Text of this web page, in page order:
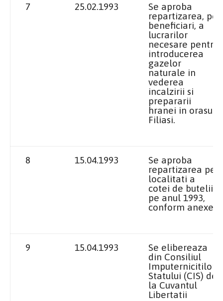
7 25.02.1993
Se aproba
repartizarea, pe
beneficiari, a
lucrarilor
necesare pentru
introducerea
gazelor
naturale in
vederea
incalzirii si
prepararii
hranei in orasul
Filiasi.
8 15.04.1993
Se aproba
repartizarea pe
localitati a
cotei de butelii
pe anul 1993,
conform anexei.
9 15.04.1993
Se elibereaza
din Consiliul
Imputernicitilor
Statului (CIS) de
la Cuvantul
Libertatii